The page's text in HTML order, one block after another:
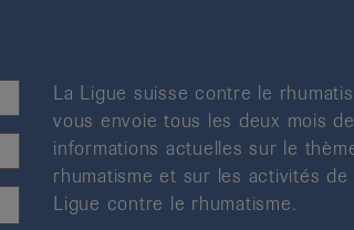
La Ligue suisse contre le
vous envoie tous les deux mois
informations actuelles sur le
rhumatisme et sur les activités de
Ligue contre le rhumatisme.